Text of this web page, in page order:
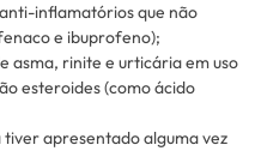
inflamatórios que não
e ibuprofeno);
asma, rinite e urticária em uso
esteroides (como ácido
apresentado alguma vez